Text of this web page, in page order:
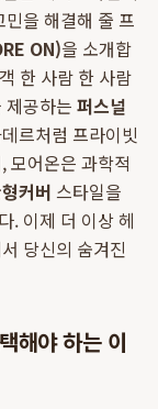
을 해결해 줄 프
ON)을 소개합
한 사람 한 사람
제공하는 퍼스널
르처럼 프라이빗
모어온은 과학적
커버 스타일을
. 이제 더 이상 헤
당신의 숨겨진
해야 하는 이